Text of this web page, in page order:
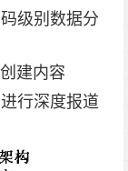
级别数据分
建内容
行深度报道